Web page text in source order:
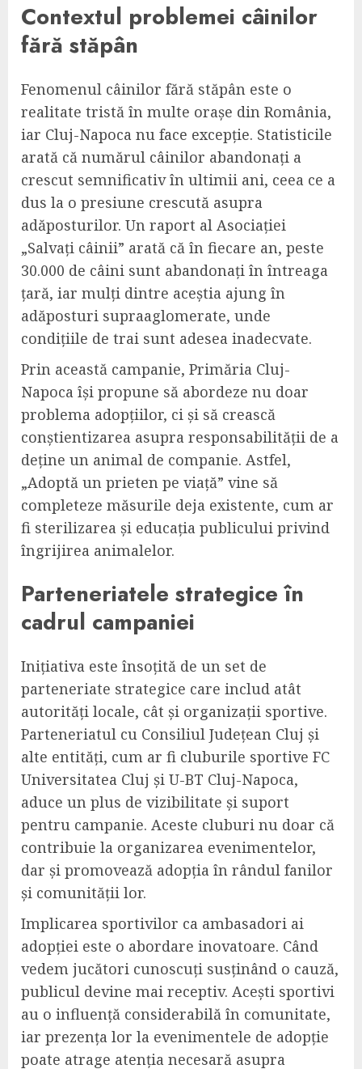
Contextul problemei câinilor
fără stăpân
Fenomenul câinilor fără stăpân este o
realitate tristă în multe orașe din România,
iar Cluj-Napoca nu face excepție. Statisticile
arată că numărul câinilor abandonați a
crescut semnificativ în ultimii ani, ceea ce a
dus la o presiune crescută asupra
adăposturilor. Un raport al Asociației
„Salvați câinii” arată că în fiecare an, peste
30.000 de câini sunt abandonați în întreaga
țară, iar mulți dintre aceștia ajung în
adăposturi supraaglomerate, unde
condițiile de trai sunt adesea inadecvate.
Prin această campanie, Primăria Cluj-
Napoca își propune să abordeze nu doar
problema adopțiilor, ci și să crească
conștientizarea asupra responsabilității de a
deține un animal de companie. Astfel,
„Adoptă un prieten pe viață” vine să
completeze măsurile deja existente, cum ar
fi sterilizarea și educația publicului privind
îngrijirea animalelor.
Parteneriatele strategice în
cadrul campaniei
Inițiativa este însoțită de un set de
parteneriate strategice care includ atât
autorități locale, cât și organizații sportive.
Parteneriatul cu Consiliul Județean Cluj și
alte entități, cum ar fi cluburile sportive FC
Universitatea Cluj și U-BT Cluj-Napoca,
aduce un plus de vizibilitate și suport
pentru campanie. Aceste cluburi nu doar că
contribuie la organizarea evenimentelor,
dar și promovează adopția în rândul fanilor
și comunității lor.
Implicarea sportivilor ca ambasadori ai
adopției este o abordare inovatoare. Când
vedem jucători cunoscuți susținând o cauză,
publicul devine mai receptiv. Acești sportivi
au o influență considerabilă în comunitate,
iar prezența lor la evenimentele de adopție
poate atrage atenția necesară asupra